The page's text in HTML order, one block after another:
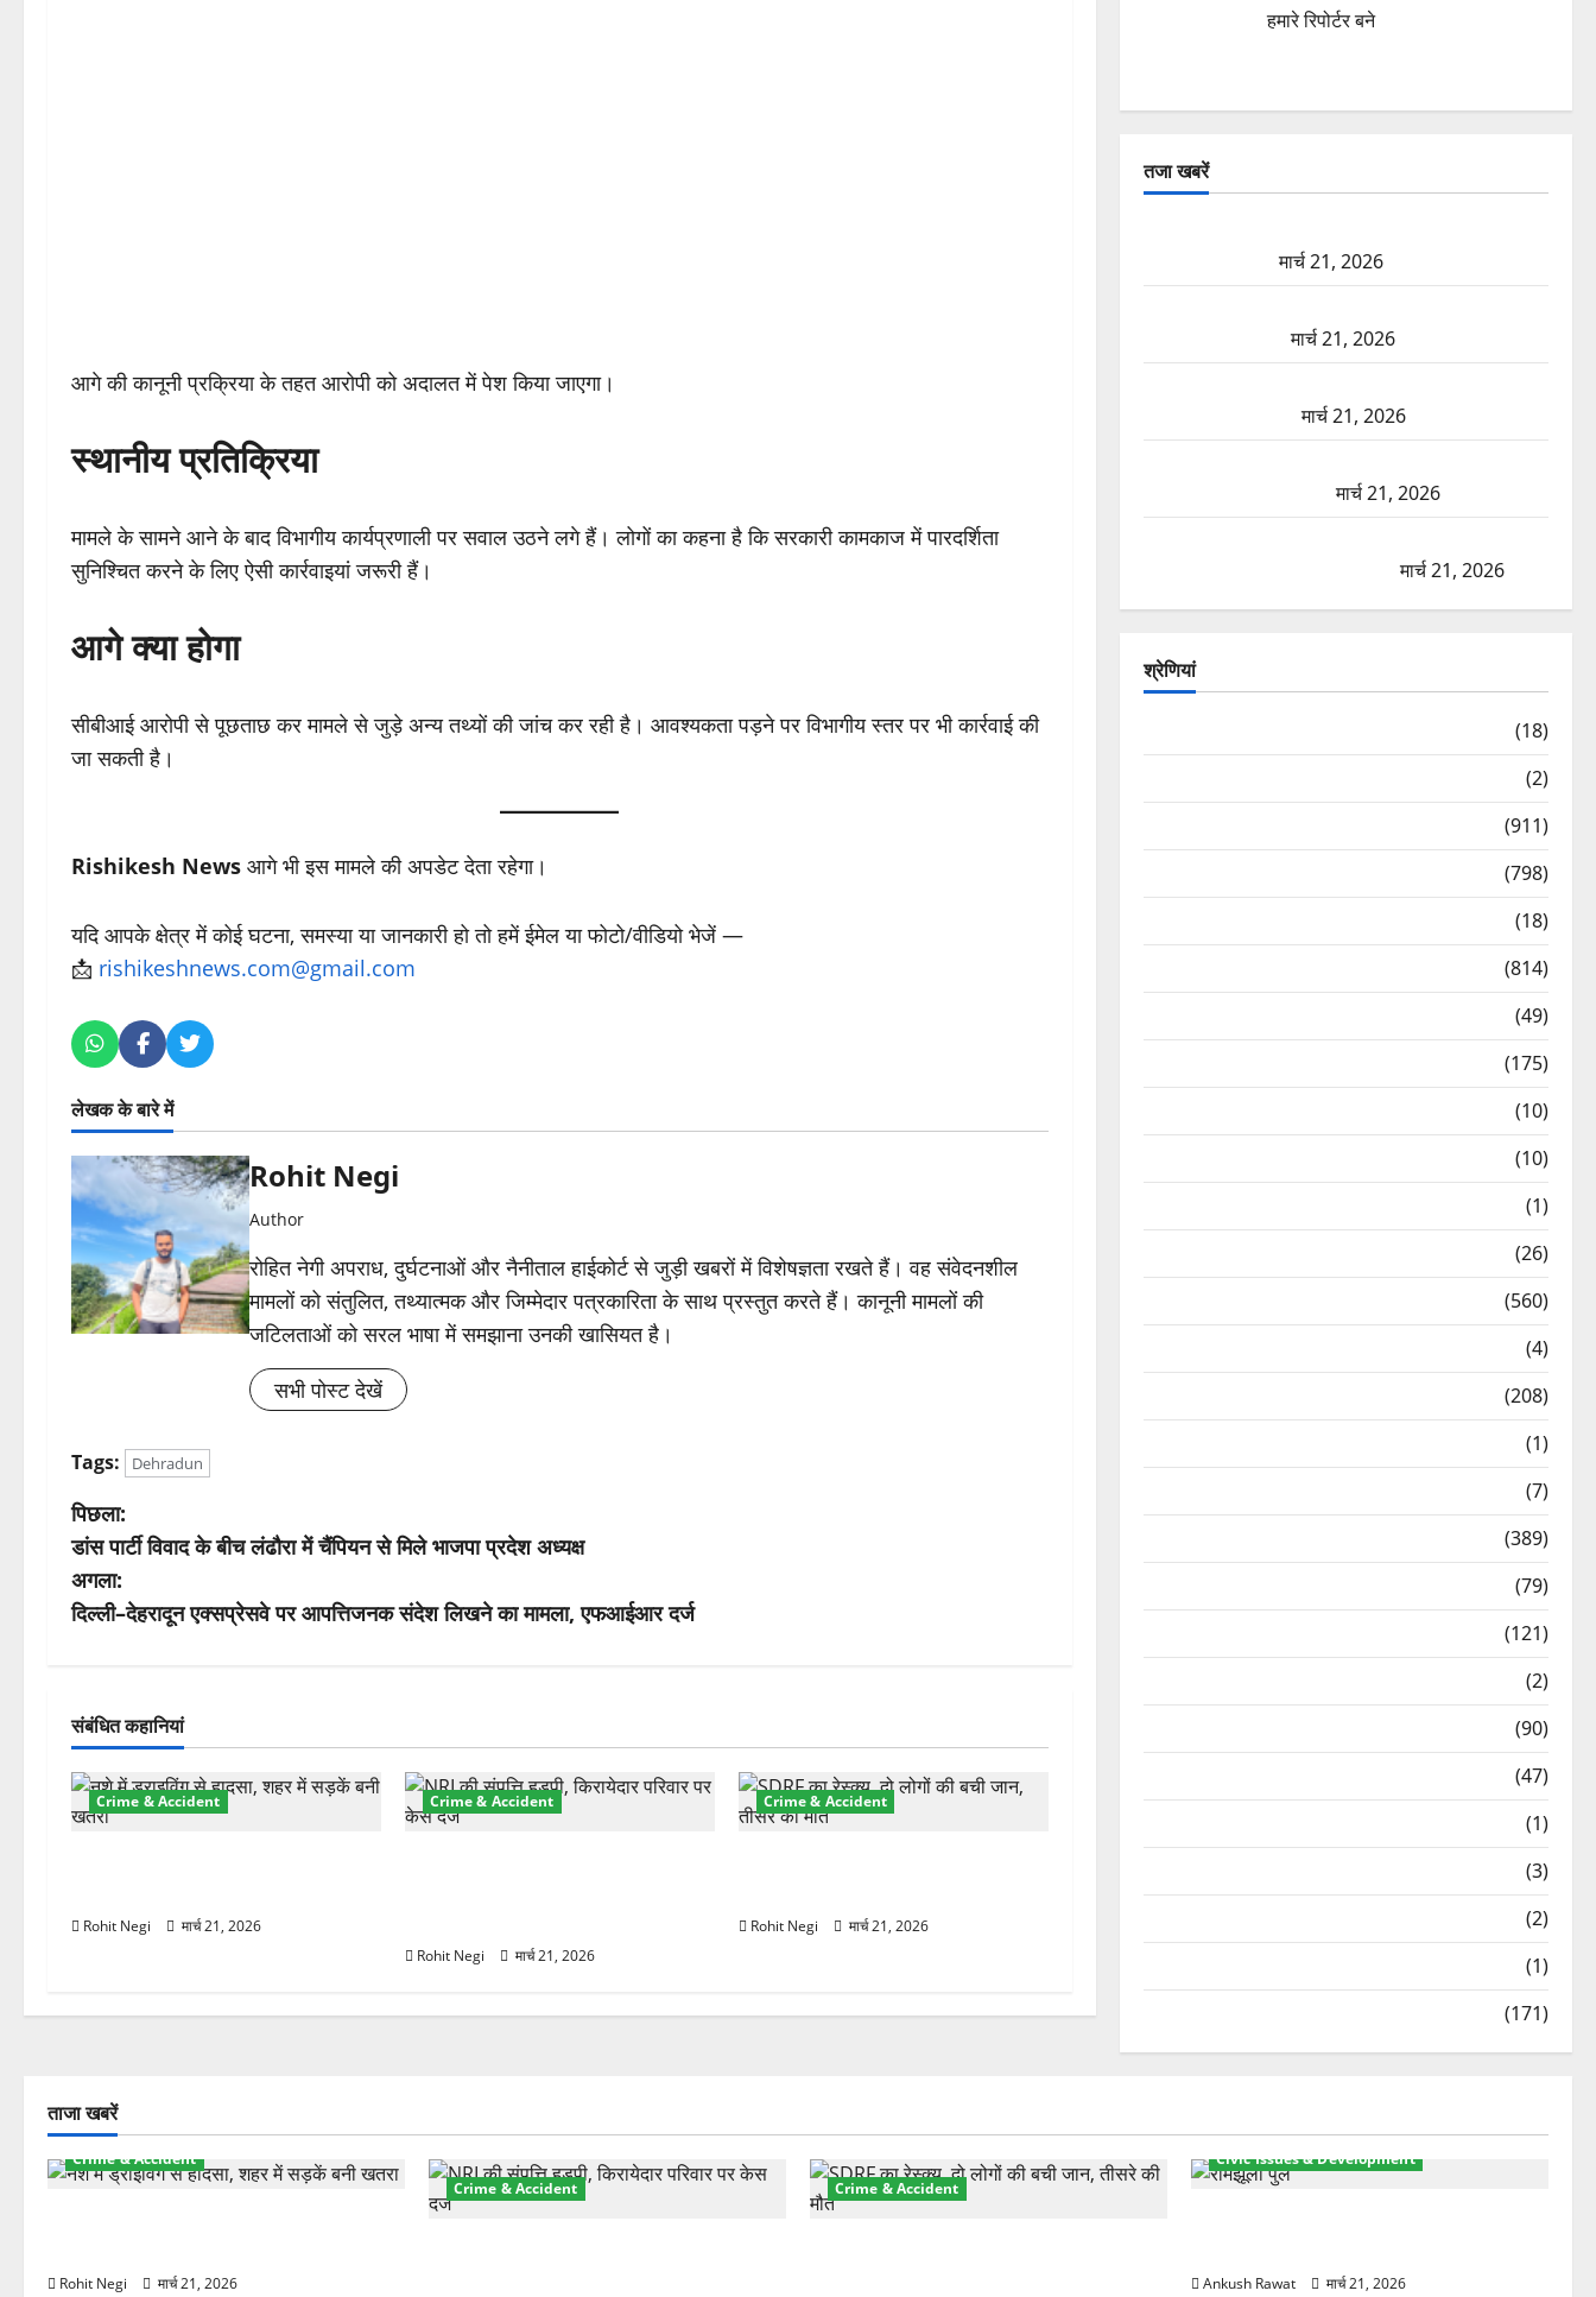
आगे की कानूनी प्रक्रिया के तहत आरोपी को अदालत में पेश किया जाएगा।
स्थानीय प्रतिक्रिया
मामले के सामने आने के बाद विभागीय कार्यप्रणाली पर सवाल उठने लगे हैं। लोगों का कहना है कि सरकारी कामकाज में पारदर्शिता
सुनिश्चित करने के लिए ऐसी कार्रवाइयां जरूरी हैं।
आगे क्या होगा
सीबीआई आरोपी से पूछताछ कर मामले से जुड़े अन्य तथ्यों की जांच कर रही है। आवश्यकता पड़ने पर विभागीय स्तर पर भी कार्रवाई की
जा सकती है।
Rishikesh News आगे भी इस मामले की अपडेट देता रहेगा।
यदि आपके क्षेत्र में कोई घटना, समस्या या जानकारी हो तो हमें ईमेल या फोटो/वीडियो भेजें —
📩 rishikeshnews.com@gmail.com
लेखक के बारे में
Rohit Negi
Author
रोहित नेगी अपराध, दुर्घटनाओं और नैनीताल हाईकोर्ट से जुड़ी खबरों में विशेषज्ञता रखते हैं। वह संवेदनशील
मामलों को संतुलित, तथ्यात्मक और जिम्मेदार पत्रकारिता के साथ प्रस्तुत करते हैं। कानूनी मामलों की
जटिलताओं को सरल भाषा में समझाना उनकी खासियत है।
सभी पोस्ट देखें
Tags: Dehradun
पो
स्ट
ने
गे
श
न
पिछला:
डांस पार्टी विवाद के बीच लंढौरा में चैंपियन से मिले भाजपा प्रदेश अध्यक्ष
अगला:
दिल्ली–देहरादून एक्सप्रेसवे पर आपत्तिजनक संदेश लिखने का मामला, एफआईआर दर्ज
संबंधित कहानियां
Crime & Accident
Rohit Negi मार्च 21, 2026
Crime & Accident
Rohit Negi मार्च 21, 2026
Crime & Accident
Rohit Negi मार्च 21, 2026
हमारे रिपोर्टर बने
तजा खबरें
मार्च 21, 2026
मार्च 21, 2026
मार्च 21, 2026
मार्च 21, 2026
मार्च 21, 2026
श्रेणियां
(18)
(2)
(911)
(798)
(18)
(814)
(49)
(175)
(10)
(10)
(1)
(26)
(560)
(4)
(208)
(1)
(7)
(389)
(79)
(121)
(2)
(90)
(47)
(1)
(3)
(2)
(1)
(171)
ताजा खबरें
Crime & Accident
Rohit Negi मार्च 21, 2026
Crime & Accident Crime & Accident
Civic Issues & Development
Ankush Rawat मार्च 21, 2026